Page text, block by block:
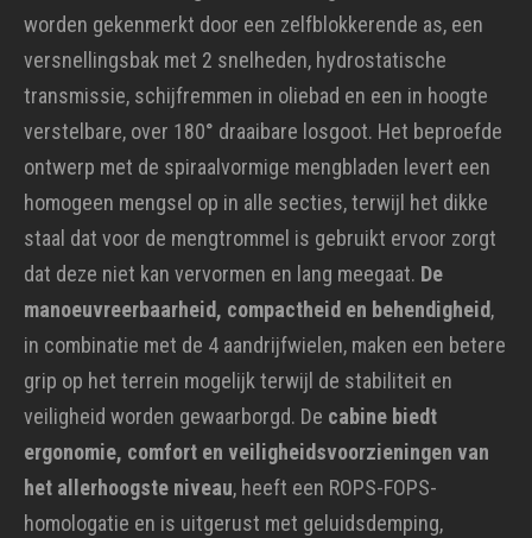
worden gekenmerkt door een zelfblokkerende as, een
versnellingsbak met 2 snelheden, hydrostatische
transmissie, schijfremmen in oliebad en een in hoogte
verstelbare, over 180° draaibare losgoot. Het beproefde
ontwerp met de spiraalvormige mengbladen levert een
homogeen mengsel op in alle secties, terwijl het dikke
staal dat voor de mengtrommel is gebruikt ervoor zorgt
dat deze niet kan vervormen en lang meegaat. De
manoeuvreerbaarheid, compactheid en behendigheid,
in combinatie met de 4 aandrijfwielen, maken een betere
grip op het terrein mogelijk terwijl de stabiliteit en
veiligheid worden gewaarborgd. De cabine biedt
ergonomie, comfort en veiligheidsvoorzieningen van
het allerhoogste niveau, heeft een ROPS-FOPS-
homologatie en is uitgerust met geluidsdemping,